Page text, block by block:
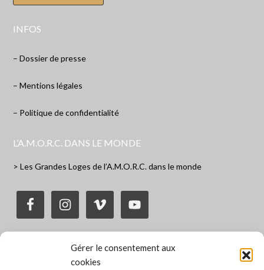
Gérer le consentement aux
cookies
INFOS
– Dossier de presse
– Mentions légales
– Politique de confidentialité
L’A.M.O.R.C. DANS LE MONDE
> Les Grandes Loges de l’A.M.O.R.C. dans le monde
BROCHURE D’INFORMATION